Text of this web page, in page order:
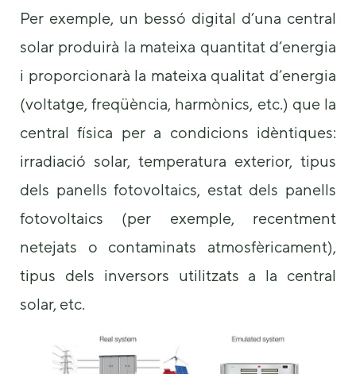
Per exemple, un bessó digital d’una central
solar produirà la mateixa quantitat d’energia
i proporcionarà la mateixa qualitat d’energia
(voltatge, freqüència, harmònics, etc.) que la
central física per a condicions idèntiques:
irradiació solar, temperatura exterior, tipus
dels panells fotovoltaics, estat dels panells
fotovoltaics (per exemple, recentment
netejats o contaminats atmosfèricament),
tipus dels inversors utilitzats a la central
solar, etc.